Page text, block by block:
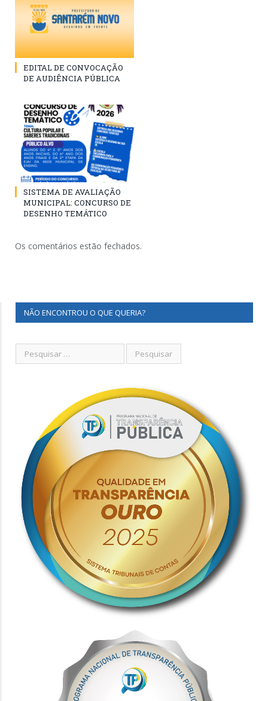
EDITAL DE CONVOCAÇÃO
DE AUDIÊNCIA PÚBLICA
SISTEMA DE AVALIAÇÃO
MUNICIPAL: CONCURSO DE
DESENHO TEMÁTICO
Os comentários estão fechados.
NÃO ENCONTROU O QUE QUERIA?